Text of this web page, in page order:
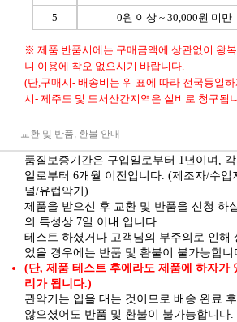
5
0원 이상 ~ 30,000원 미만
※ 제품 반품시에는 구매금액에 상관없이 왕
니 이용에 착오 없으시기 바랍니다.
(단,구매시- 배송비는 위 표에 따라 전국동일
시- 제주도 및 도서산간지역은 실비로 청구됩
교환 및 반품, 환불 안내
품질보증기간은 구입일로부터 1년이며,
일로부터 6개월 이전입니다. (제조자/수입
널/유럽악기)
제품을 받으신 후 교환 및 반품을 신청 하
의 특성상 7일 이내 입니다.
테스트 하셨거나 고객님의 부주의로 인해
었을 경우에는 반품 및 환불이 불가능합니
(단, 제품 테스트 후에라도 제품에 하자가
리가 됩니다.)
관악기는 입을 대는 것이므로 배송 완료
않으셨어도 반품 및 환불이 불가능합니다.